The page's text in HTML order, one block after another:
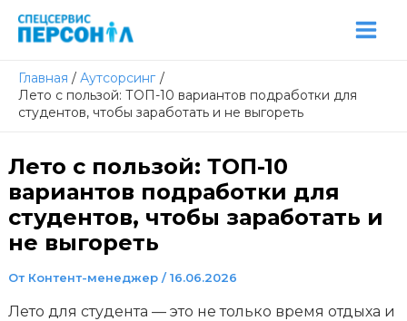
Перейти
Main
Главная
Аутсорсинг
Лето с пользой: ТОП-10 вариантов подработки для
студентов, чтобы заработать и не выгореть
Лето с пользой: ТОП-10
вариантов подработки для
студентов, чтобы заработать и
не выгореть
От Контент-менеджер /16.06.2026
Лето для студента — это не только время отдыха и
Post
navigation